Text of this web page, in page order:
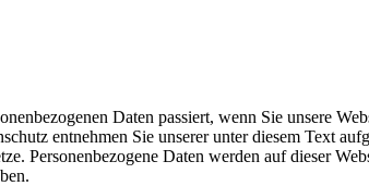
Daten passiert, wenn Sie unsere
entnehmen Sie unserer unter diesem Text
Personenbezogene Daten werden auf dieser